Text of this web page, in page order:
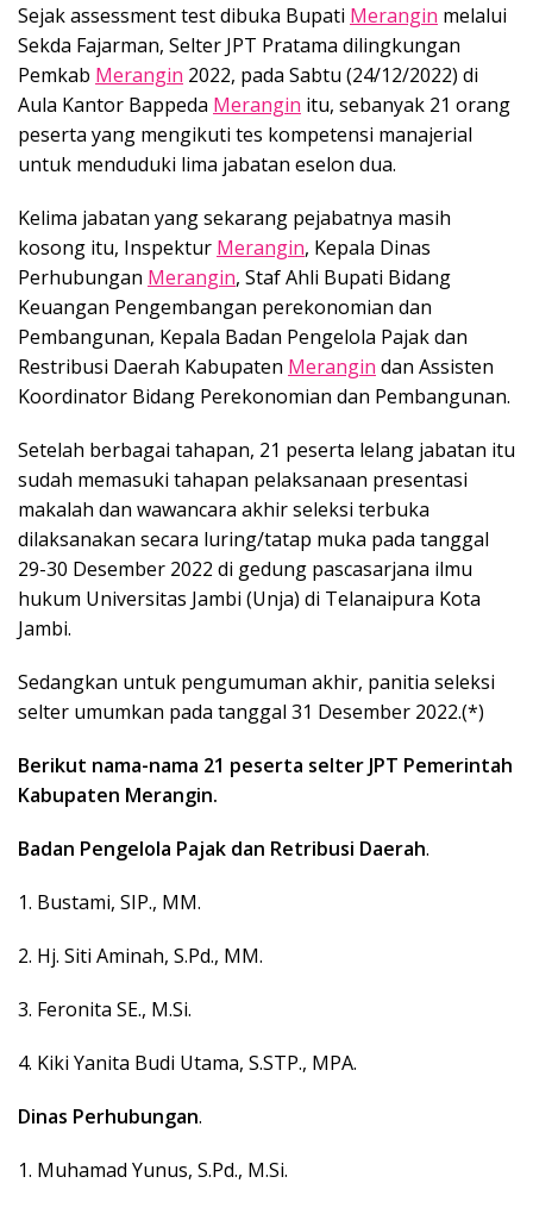
Sejak assessment test dibuka Bupati Merangin melalui
Sekda Fajarman, Selter JPT Pratama dilingkungan
Pemkab Merangin 2022, pada Sabtu (24/12/2022) di
Aula Kantor Bappeda Merangin itu, sebanyak 21 orang
peserta yang mengikuti tes kompetensi manajerial
untuk menduduki lima jabatan eselon dua.
Kelima jabatan yang sekarang pejabatnya masih
kosong itu, Inspektur Merangin, Kepala Dinas
Perhubungan Merangin, Staf Ahli Bupati Bidang
Keuangan Pengembangan perekonomian dan
Pembangunan, Kepala Badan Pengelola Pajak dan
Restribusi Daerah Kabupaten Merangin dan Assisten
Koordinator Bidang Perekonomian dan Pembangunan.
Setelah berbagai tahapan, 21 peserta lelang jabatan itu
sudah memasuki tahapan pelaksanaan presentasi
makalah dan wawancara akhir seleksi terbuka
dilaksanakan secara luring/tatap muka pada tanggal
29-30 Desember 2022 di gedung pascasarjana ilmu
hukum Universitas Jambi (Unja) di Telanaipura Kota
Jambi.
Sedangkan untuk pengumuman akhir, panitia seleksi
selter umumkan pada tanggal 31 Desember 2022.(*)
Berikut nama-nama 21 peserta selter JPT Pemerintah
Kabupaten Merangin.
Badan Pengelola Pajak dan Retribusi Daerah.
1. Bustami, SIP., MM.
2. Hj. Siti Aminah, S.Pd., MM.
3. Feronita SE., M.Si.
4. Kiki Yanita Budi Utama, S.STP., MPA.
Dinas Perhubungan.
1. Muhamad Yunus, S.Pd., M.Si.